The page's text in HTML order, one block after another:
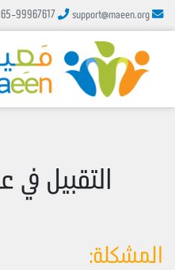
support@maeen.org
99967617
التقبيل في عمر 8
المشكلة: